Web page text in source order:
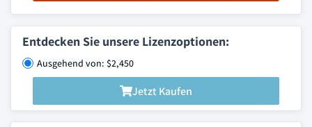
Entdecken Sie unsere Lizenzoptionen:
Ausgehend von: $2,450
Jetzt Kaufen